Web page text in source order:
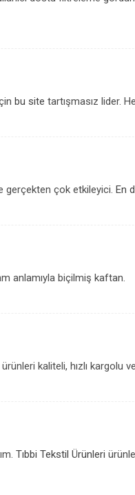
bu site tartışmasız lider.
gerçekten çok etkileyici. En
anlamıyla biçilmiş kaftan.
ürünleri kaliteli, hızlı kargolu
Tıbbi Tekstil Ürünleri